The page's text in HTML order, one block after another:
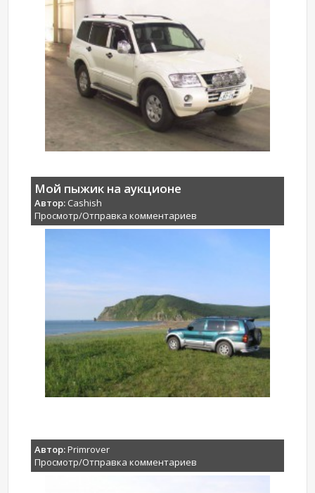
Мой пыжик на аукционе
Автор: Cashish
Просмотр/Отправка комментариев
Автор:Primrover
Просмотр/Отправка комментариев